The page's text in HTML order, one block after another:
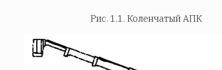
Рис. 1.1. Коленчатый АПК